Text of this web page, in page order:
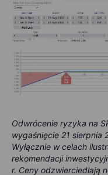
Odwrócenie ryzyka na
wygaśnięcie 21 sierpnia
Wyłącznie w celach
rekomendacji
r. Ceny odzwierciedlają